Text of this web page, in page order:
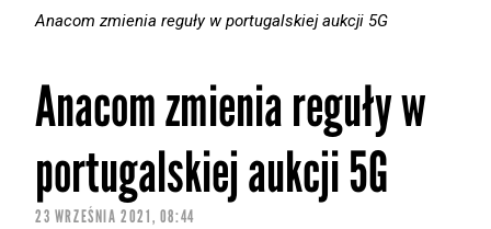
Anacom zmienia reguły w portugalskiej aukcji 5G
Anacom zmienia reguły w
portugalskiej aukcji 5G
23 WRZEŚNIA 2021, 08:44